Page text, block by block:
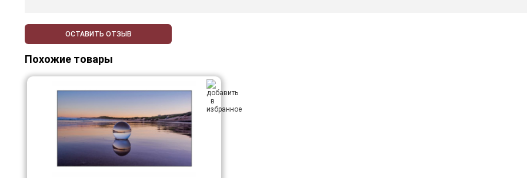
ОСТАВИТЬ ОТЗЫВ
Похожие товары